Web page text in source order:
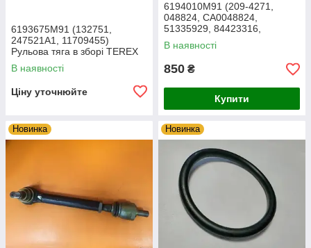
6193675M91 (132751,
247521A1, 11709455)
Рульова тяга в зборі TEREX
TLB 840
В наявності
Ціну уточнюйте
6194010M91 (209-4271,
048824, CA0048824,
51335929, 84423316,
VOE11988571) Хрестовина
TEREX
В наявності
850 ₴
Купити
Новинка Новинка